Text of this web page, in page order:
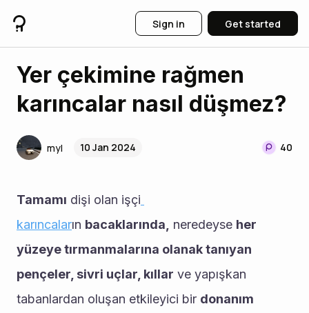
Sign in Get started
Yer çekimine rağmen
karıncalar nasıl düşmez?
myl 10 Jan 2024 40
Tamamı dişi olan işçi
karıncaların bacaklarında, neredeyse her
yüzeye tırmanmalarına olanak tanıyan
pençeler, sivri uçlar, kıllar ve yapışkan
tabanlardan oluşan etkileyici bir donanım